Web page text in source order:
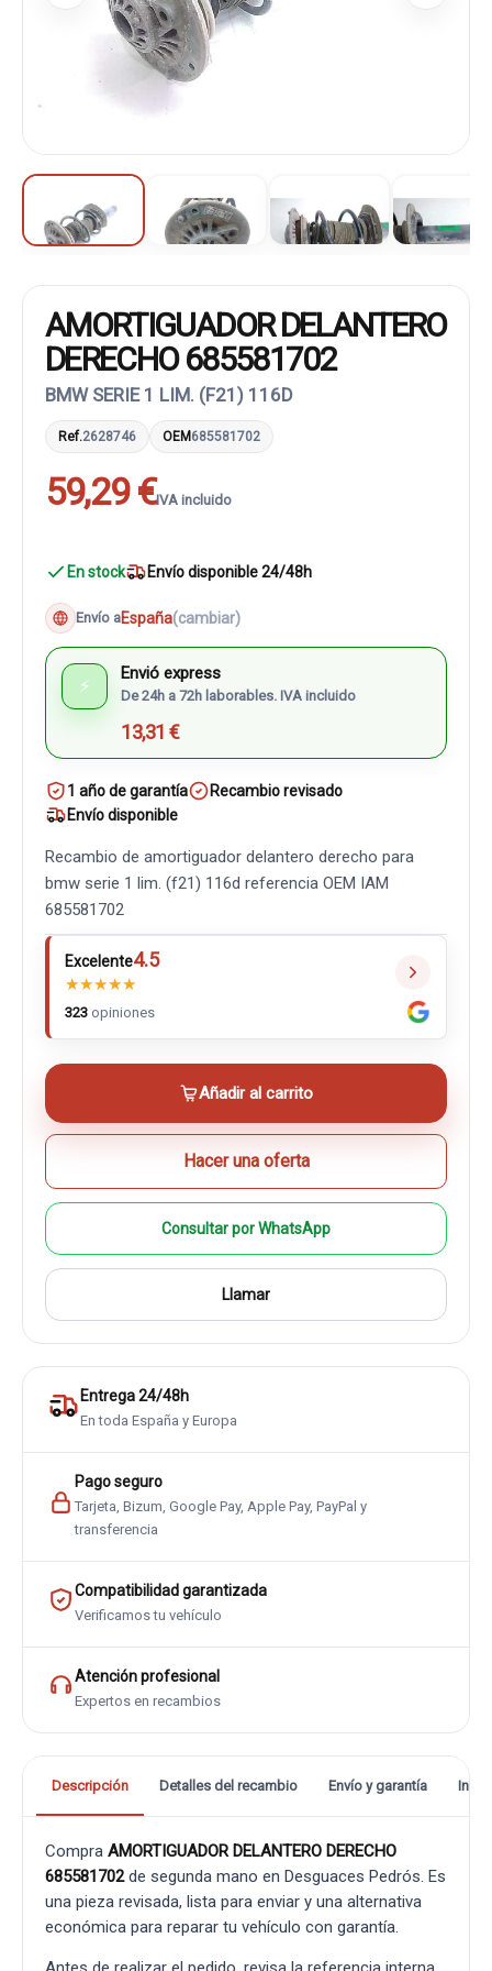
AMORTIGUADOR DELANTERO
DERECHO 685581702
BMW SERIE 1 LIM. (F21) 116D
Ref.2628746 OEM685581702
59,29 €IVA incluido
En stock Envío disponible 24/48h
Envío aEspaña(cambiar)
⚡
Envió express
De 24h a 72h laborables. IVA incluido
13,31 €
1 año de garantía
Recambio revisado
Envío disponible
Recambio de amortiguador delantero derecho para
bmw serie 1 lim. (f21) 116d referencia OEM IAM
685581702
Excelente4.5
★★★★★
323 opiniones
Añadir al carrito
Hacer una oferta
Consultar por WhatsApp
Llamar
Entrega 24/48h
En toda España y Europa
Pago seguro
Tarjeta, Bizum, Google Pay, Apple Pay, PayPal y
transferencia
Compatibilidad garantizada
Verificamos tu vehículo
Atención profesional
Expertos en recambios
Descripción Detalles del recambio Envío y garantía
Compra AMORTIGUADOR DELANTERO DERECHO
685581702de segunda mano en Desguaces Pedrós. Es
una pieza revisada, lista para enviar y una alternativa
económica para reparar tu vehículo con garantía.